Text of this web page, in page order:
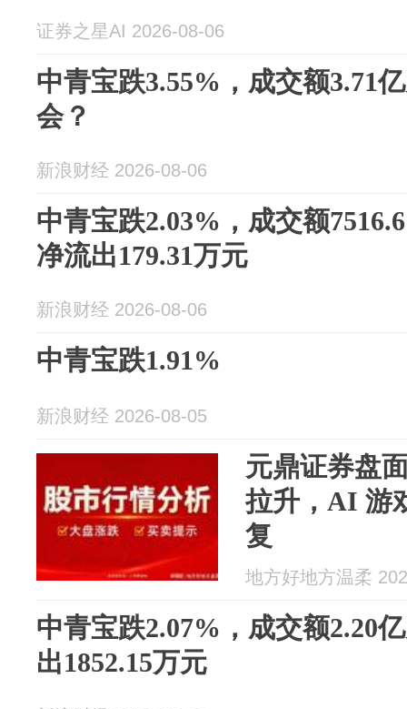
证券之星AI 2026-08-06
中青宝跌3.55%，成交额3.71
会？
新浪财经 2026-08-06
中青宝跌2.03%，成交额
净流出179.31万元
新浪财经 2026-08-06
中青宝跌1.91%
新浪财经 2026-08-05
元鼎证券盘
拉升，AI 游
复
地方好地方温柔
中青宝跌2.07%，成交额2.20
出1852.15万元